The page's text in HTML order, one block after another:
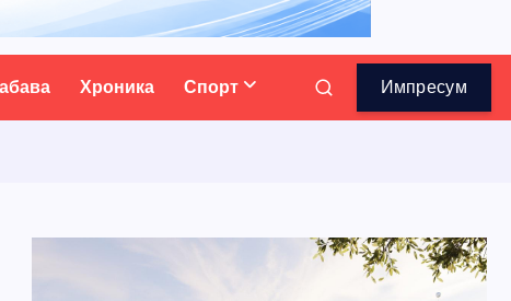
Хроника Спорт Импресум